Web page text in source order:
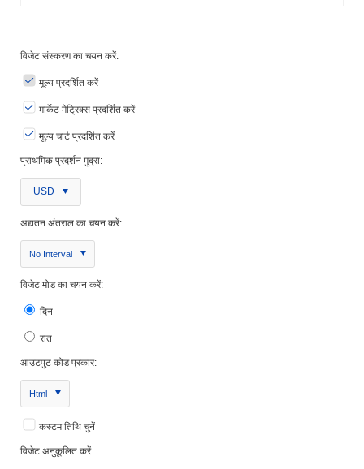
विजेट संस्करण का चयन करें:
मूल्य प्रदर्शित करें
मार्केट मेट्रिक्स प्रदर्शित करें
मूल्य चार्ट प्रदर्शित करें
प्राथमिक प्रदर्शन मुद्रा:
USD
अद्यतन अंतराल का चयन करें:
No Interval
विजेट मोड का चयन करें:
दिन
रात
आउटपुट कोड प्रकार:
Html
कस्टम तिथि चुनें
विजेट अनुकूलित करें